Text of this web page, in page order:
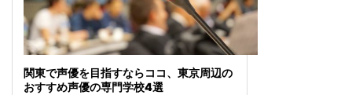
関東で声優を目指すならココ、東京周辺の
おすすめ声優の専門学校4選